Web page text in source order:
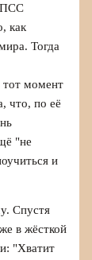
как
Тогда
тот момент
что, по её
"не
и
Спустя
в жёсткой
"Хватит